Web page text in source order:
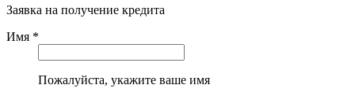
Заявка на получение кредита
Имя *
Пожалуйста, укажите ваше имя